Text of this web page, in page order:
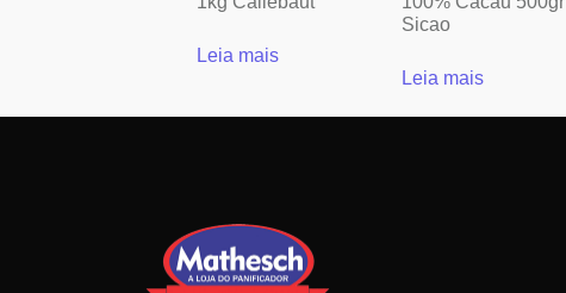
Leia mais
Sicao
Leia mais